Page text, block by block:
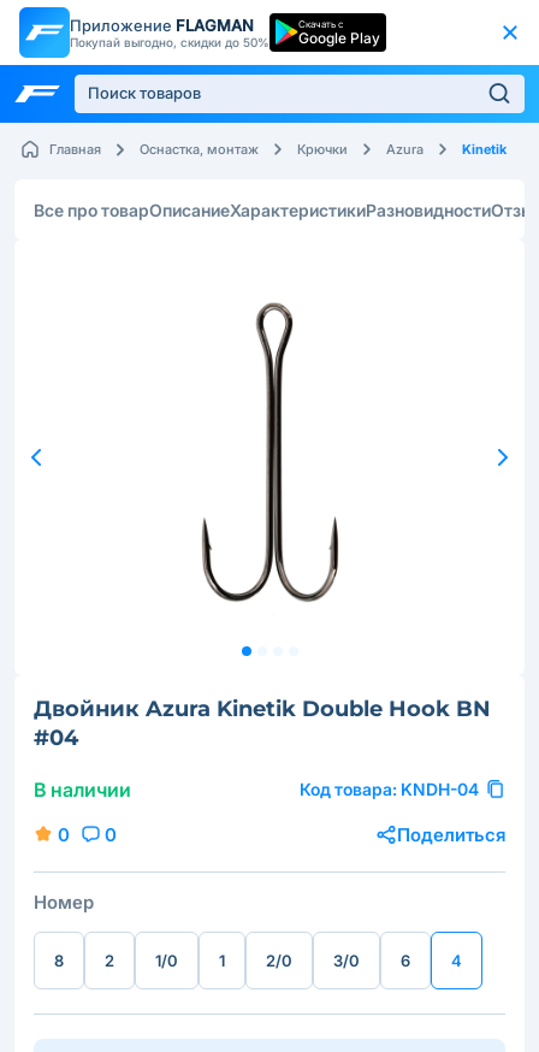
Приложение FLAGMAN
Покупай выгодно, скидки до 50%
Скачать с
Google Play
Главная Оснастка, монтаж Крючки Azura Kinetik
Все про товарОписаниеХарактеристикиРазновидности
Двойник Azura Kinetik Double Hook BN
#04
В наличии Код товара: KNDH-04
0 0 Поделиться
Номер
8 2 1/0 1 2/0 3/0 6 4